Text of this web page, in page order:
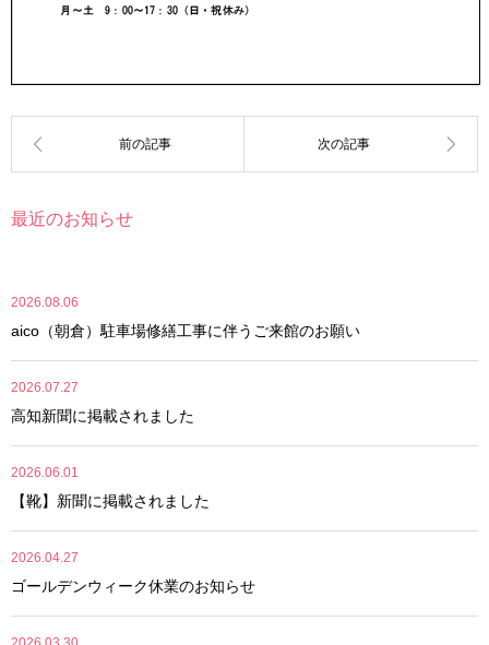
最近のお知らせ
2026.08.06
aico（朝倉）駐車場修繕工事に伴うご来館のお願い
2026.07.27
高知新聞に掲載されました
2026.06.01
【靴】新聞に掲載されました
2026.04.27
ゴールデンウィーク休業のお知らせ